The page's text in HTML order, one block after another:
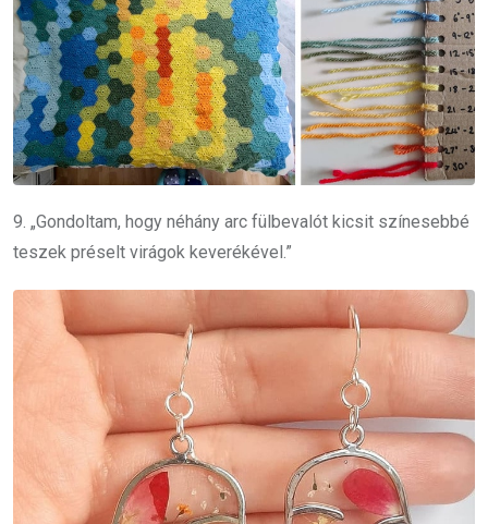
9. „Gondoltam, hogy néhány arc fülbevalót kicsit színesebbé
teszek préselt virágok keverékével.”